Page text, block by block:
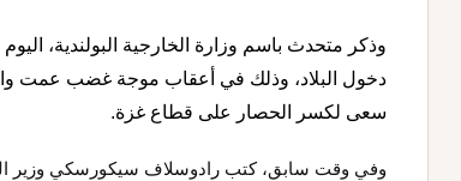
وذكر متحدث باسم وزارة الخارجية البولندية،
دخول البلاد، وذلك في أعقاب موجة غضب عمت
سعى لكسر الحصار على قطاع غزة.
وفي وقت سابق، كتب رادوسلاف سيكورسكي وزير